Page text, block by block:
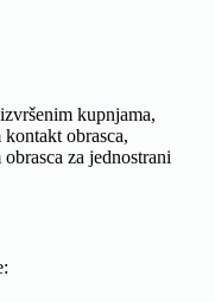
kupnjama,
obrasca,
za jednostrani